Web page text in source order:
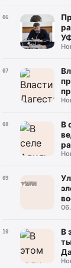
06
07
08
В
09
10
В